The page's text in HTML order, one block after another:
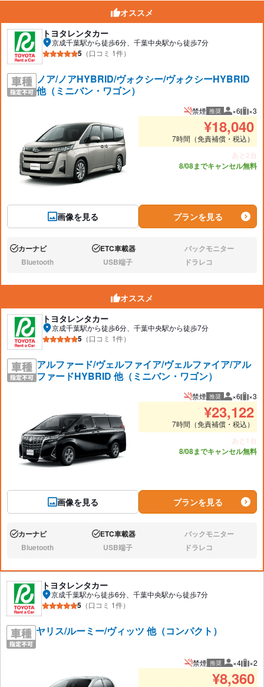
オススメ
トヨタレンタカー
京成千葉駅から徒歩6分、千葉中央駅から徒歩7分
5 （口コミ 1件）
ノア/ノアHYBRID/ヴォクシー/ヴォクシーHYBRID
他（ミニバン・ワゴン）
画像を見る
禁煙 推奨 推奨人数
×6 推奨
×3
¥18,040
7時間（免責補償・税込）
あと2台
8/08までキャンセル無料
プランを見る
あり:カーナビ あり:ETC車載器 なし:バックモニター
なし:Bluetooth なし:USB端子 なし:ドラレコ
オススメ
トヨタレンタカー
京成千葉駅から徒歩6分、千葉中央駅から徒歩7分
5 （口コミ 1件）
アルファード/ヴェルファイア/ヴェルファイア/アル
ファードHYBRID 他（ミニバン・ワゴン）
画像を見る
禁煙 推奨 推奨人数
×6 推奨
×3
¥23,122
7時間（免責補償・税込）
あと1台
8/08までキャンセル無料
プランを見る
あり:カーナビ あり:ETC車載器 なし:バックモニター
なし:Bluetooth なし:USB端子 なし:ドラレコ
トヨタレンタカー
京成千葉駅から徒歩6分、千葉中央駅から徒歩7分
5 （口コミ 1件）
ヤリス/ルーミー/ヴィッツ 他（コンパクト）
禁煙 推奨 推奨人数
×4 推
×2
¥8,360